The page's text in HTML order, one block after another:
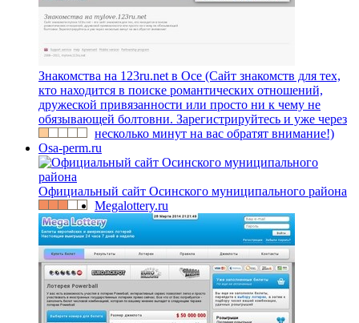
Знакомства на 123ru.net в Осе (Сайт знакомств для тех,
кто находится в поиске романтических отношений,
дружеской привязанности или просто ни к чему не
обязывающей болтовни. Зарегистрируйтесь и уже через
несколько минут на вас обратят внимание!)
Osa-perm.ru
Официальный сайт Осинского муниципального района
Megalottery.ru